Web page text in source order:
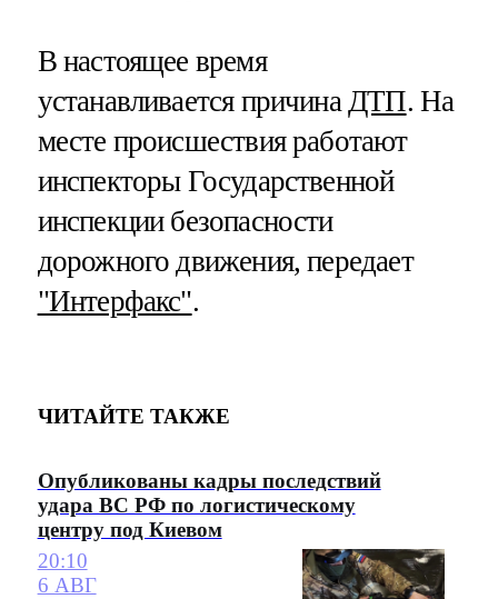
В настоящее время
устанавливается причина ДТП. На
месте происшествия работают
инспекторы Государственной
инспекции безопасности
дорожного движения, передает
"Интерфакс".
ЧИТАЙТЕ ТАКЖЕ
Опубликованы кадры последствий
удара ВС РФ по логистическому
центру под Киевом
20:10
6 АВГ